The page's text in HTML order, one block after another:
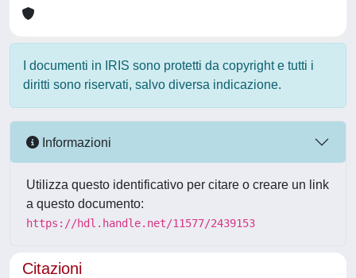
I documenti in IRIS sono protetti da copyright e tutti i
diritti sono riservati, salvo diversa indicazione.
Informazioni
Utilizza questo identificativo per citare o creare un link
a questo documento:
https://hdl.handle.net/11577/2439153
Citazioni